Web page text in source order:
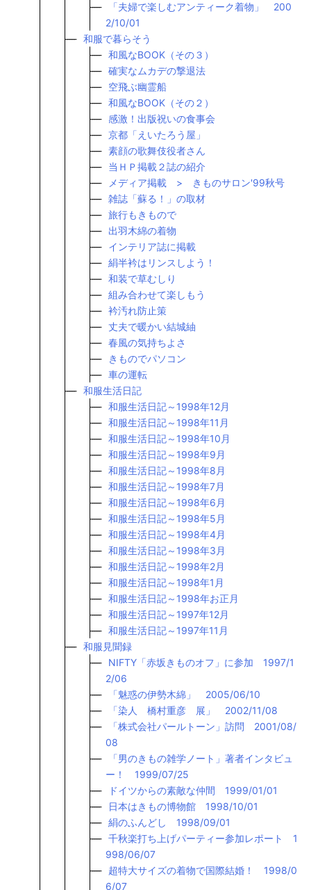
「夫婦で楽しむアンティーク着物」 200
2/10/01
和服で暮らそう
和風なBOOK（その３）
確実なムカデの撃退法
空飛ぶ幽霊船
和風なBOOK（その２）
感激！出版祝いの食事会
京都「えいたろう屋」
素顔の歌舞伎役者さん
当ＨＰ掲載２誌の紹介
メディア掲載 > きものサロン'99秋号
雑誌「蘇る！」の取材
旅行もきもので
出羽木綿の着物
インテリア誌に掲載
絹半衿はリンスしよう！
和装で草むしり
組み合わせて楽しもう
衿汚れ防止策
丈夫で暖かい結城紬
春風の気持ちよさ
きものでパソコン
車の運転
和服生活日記
和服生活日記～1998年12月
和服生活日記～1998年11月
和服生活日記～1998年10月
和服生活日記～1998年9月
和服生活日記～1998年8月
和服生活日記～1998年7月
和服生活日記～1998年6月
和服生活日記～1998年5月
和服生活日記～1998年4月
和服生活日記～1998年3月
和服生活日記～1998年2月
和服生活日記～1998年1月
和服生活日記～1998年お正月
和服生活日記～1997年12月
和服生活日記～1997年11月
和服見聞録
NIFTY「赤坂きものオフ」に参加 1997/1
2/06
「魅惑の伊勢木綿」 2005/06/10
「染人 橋村重彦 展」 2002/11/08
「株式会社パールトーン」訪問 2001/08/
08
「男のきもの雑学ノート」著者インタビュ
ー！ 1999/07/25
ドイツからの素敵な仲間 1999/01/01
日本はきもの博物館 1998/10/01
絹のふんどし 1998/09/01
千秋楽打ち上げパーティー参加レポート 1
998/06/07
超特大サイズの着物で国際結婚！ 1998/0
6/07